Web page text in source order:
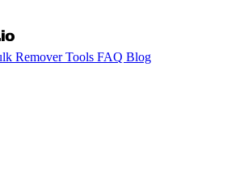
RemoverTools FAQ Blog